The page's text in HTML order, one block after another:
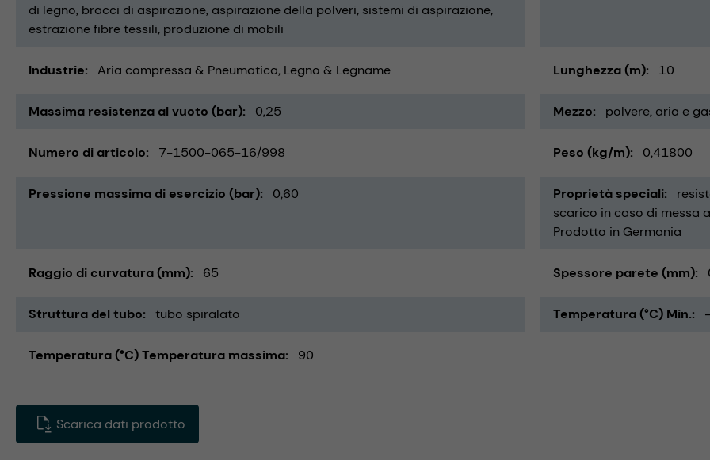
di legno bracci di aspirazione aspirazione della polveri sistemi di aspirazione
estrazione fibre tessili produzione di mobili
Industrie Aria compressa & Pneumatica Legno & Legname Lunghezza (m) 10
Massima resistenza al vuoto (bar) 0,25 Mezzo polvere aria e
Numero di articolo 7-1500-065-16/998 Peso (kg/m) 0,41800
Pressione massima di esercizio (bar) 0,60 Proprietà speciali
scarico in caso di messa
Prodotto in Germania
Raggio di curvatura (mm) 65 Spessore parete (mm)
Struttura del tubo tubo spiralato Temperatura (°C) Min.
Temperatura (°C) Temperatura massima 90
Scarica dati prodotto